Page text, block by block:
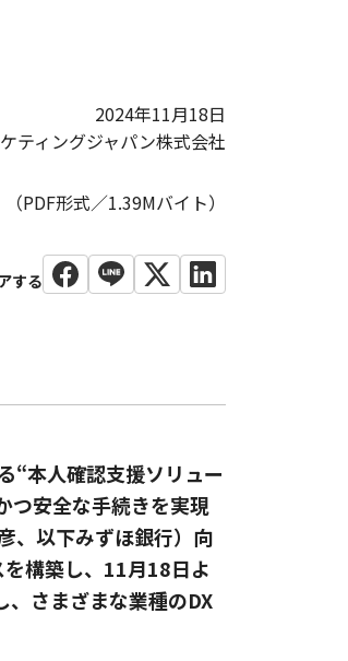
2024年11月18日
ティングジャパン株式会社
PDF形式／1.39Mバイト）
“本人確認支援ソリュー
つ安全な手続きを実現
、以下みずほ銀行）向
構築し、11月18日よ
、さまざまな業種のDX